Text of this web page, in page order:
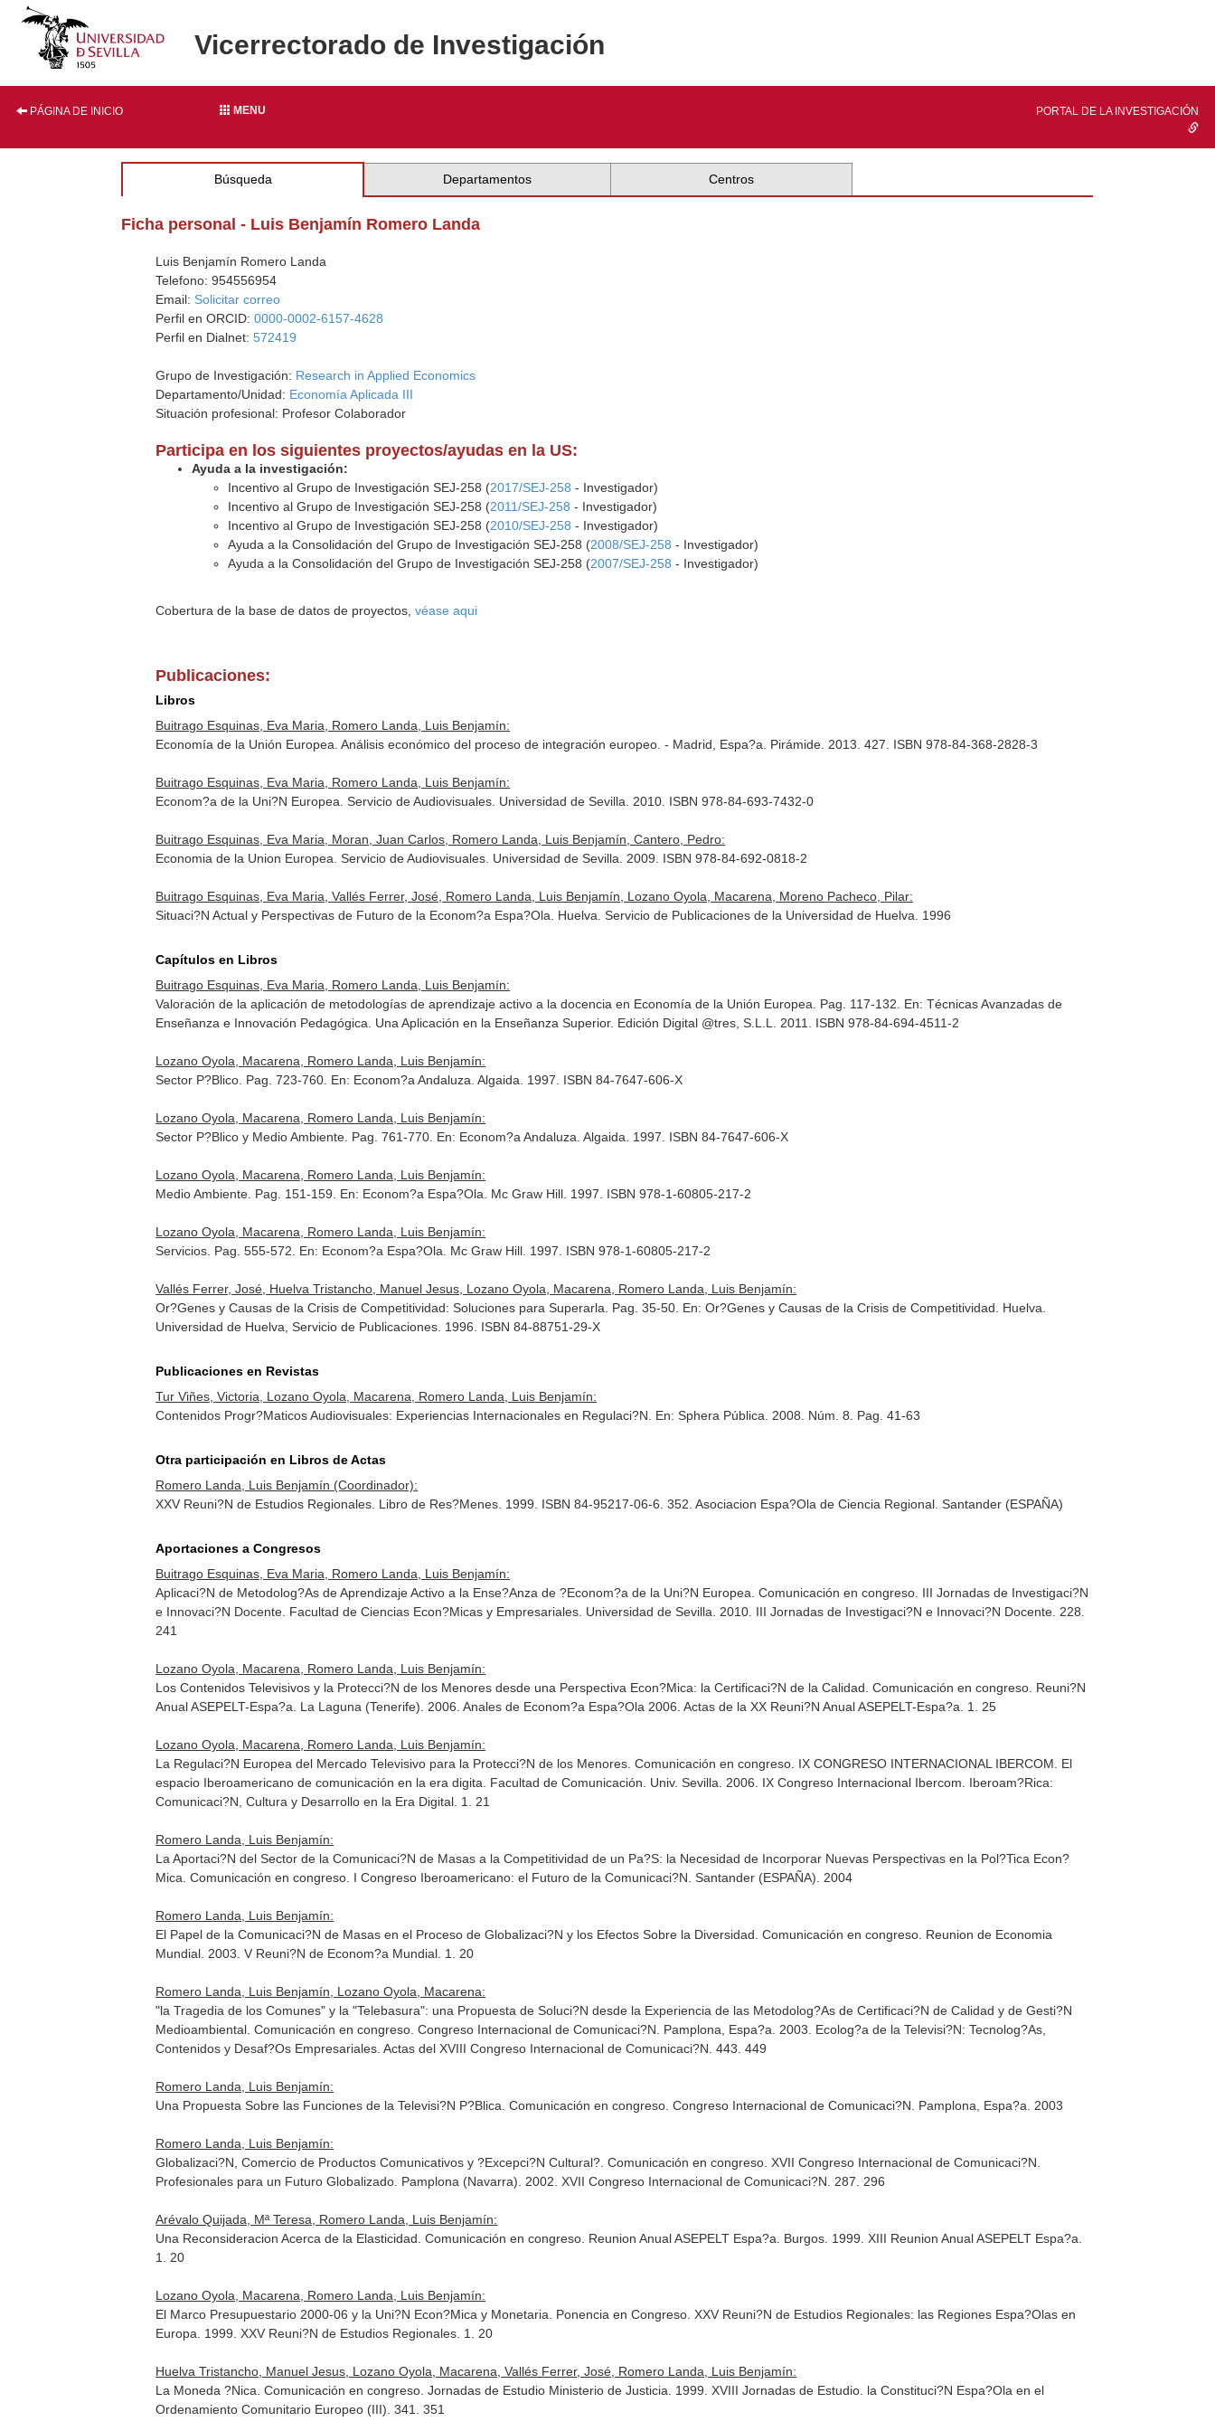
Vicerrectorado de Investigación
PÁGINA DE INICIO MENU PORTAL DE LA INVESTIGACIÓN
Búsqueda Departamentos Centros
Ficha personal - Luis Benjamín Romero Landa
Luis Benjamín Romero Landa
Telefono: 954556954
Email: Solicitar correo
Perfil en ORCID:0000-0002-6157-4628
Perfil en Dialnet:572419
Grupo de Investigación: Research in Applied Economics
Departamento/Unidad: Economía Aplicada III
Situación profesional: Profesor Colaborador
Participa en los siguientes proyectos/ayudas en la US:
Ayuda a la investigación:
Incentivo al Grupo de Investigación SEJ-258 (2017/SEJ-258 - Investigador)
Incentivo al Grupo de Investigación SEJ-258 (2011/SEJ-258 - Investigador)
Incentivo al Grupo de Investigación SEJ-258 (2010/SEJ-258 - Investigador)
Ayuda a la Consolidación del Grupo de Investigación SEJ-258 (2008/SEJ-258 - Investigador)
Ayuda a la Consolidación del Grupo de Investigación SEJ-258 (2007/SEJ-258 - Investigador)
Cobertura de la base de datos de proyectos,véase aqui
Publicaciones:
Libros
Buitrago Esquinas, Eva Maria, Romero Landa, Luis Benjamín:
Economía de la Unión Europea. Análisis económico del proceso de integración europeo. - Madrid, Espa?a. Pirámide. 2013. 427. ISBN 978-84-368-2828-3
Buitrago Esquinas, Eva Maria, Romero Landa, Luis Benjamín:
Econom?a de la Uni?N Europea. Servicio de Audiovisuales. Universidad de Sevilla. 2010. ISBN 978-84-693-7432-0
Buitrago Esquinas, Eva Maria, Moran, Juan Carlos, Romero Landa, Luis Benjamín, Cantero, Pedro:
Economia de la Union Europea. Servicio de Audiovisuales. Universidad de Sevilla. 2009. ISBN 978-84-692-0818-2
Buitrago Esquinas, Eva Maria, Vallés Ferrer, José, Romero Landa, Luis Benjamín, Lozano Oyola, Macarena, Moreno Pacheco, Pilar:
Situaci?N Actual y Perspectivas de Futuro de la Econom?a Espa?Ola. Huelva. Servicio de Publicaciones de la Universidad de Huelva. 1996
Capítulos en Libros
Buitrago Esquinas, Eva Maria, Romero Landa, Luis Benjamín:
Valoración de la aplicación de metodologías de aprendizaje activo a la docencia en Economía de la Unión Europea. Pag. 117-132. En: Técnicas Avanzadas de
Enseñanza e Innovación Pedagógica. Una Aplicación en la Enseñanza Superior. Edición Digital @tres, S.L.L. 2011. ISBN 978-84-694-4511-2
Lozano Oyola, Macarena, Romero Landa, Luis Benjamín:
Sector P?Blico. Pag. 723-760. En: Econom?a Andaluza . Algaida. 1997. ISBN 84-7647-606-X
Lozano Oyola, Macarena, Romero Landa, Luis Benjamín:
Sector P?Blico y Medio Ambiente. Pag. 761-770. En: Econom?a Andaluza . Algaida. 1997. ISBN 84-7647-606-X
Lozano Oyola, Macarena, Romero Landa, Luis Benjamín:
Medio Ambiente. Pag. 151-159. En: Econom?a Espa?Ola . Mc Graw Hill. 1997. ISBN 978-1-60805-217-2
Lozano Oyola, Macarena, Romero Landa, Luis Benjamín:
Servicios. Pag. 555-572. En: Econom?a Espa?Ola . Mc Graw Hill. 1997. ISBN 978-1-60805-217-2
Vallés Ferrer, José, Huelva Tristancho, Manuel Jesus, Lozano Oyola, Macarena, Romero Landa, Luis Benjamín:
Or?Genes y Causas de la Crisis de Competitividad: Soluciones para Superarla. Pag. 35-50. En: Or?Genes y Causas de la Crisis de Competitividad . Huelva.
Universidad de Huelva, Servicio de Publicaciones. 1996. ISBN 84-88751-29-X
Publicaciones en Revistas
Tur Viñes, Victoria, Lozano Oyola, Macarena, Romero Landa, Luis Benjamín:
Contenidos Progr?Maticos Audiovisuales: Experiencias Internacionales en Regulaci?N. En: Sphera Pública . 2008. Núm. 8. Pag. 41-63
Otra participación en Libros de Actas
Romero Landa, Luis Benjamín (Coordinador):
XXV Reuni?N de Estudios Regionales. Libro de Res?Menes. 1999. ISBN 84-95217-06-6. 352. Asociacion Espa?Ola de Ciencia Regional. Santander (ESPAÑA)
Aportaciones a Congresos
Buitrago Esquinas, Eva Maria, Romero Landa, Luis Benjamín:
Aplicaci?N de Metodolog?As de Aprendizaje Activo a la Ense?Anza de ?Econom?a de la Uni?N Europea. Comunicación en congreso. III Jornadas de Investigaci?N
e Innovaci?N Docente. Facultad de Ciencias Econ?Micas y Empresariales. Universidad de Sevilla. 2010. III Jornadas de Investigaci?N e Innovaci?N Docente. 228.
241
Lozano Oyola, Macarena, Romero Landa, Luis Benjamín:
Los Contenidos Televisivos y la Protecci?N de los Menores desde una Perspectiva Econ?Mica: la Certificaci?N de la Calidad. Comunicación en congreso. Reuni?N
Anual ASEPELT-Espa?a. La Laguna (Tenerife). 2006. Anales de Econom?a Espa?Ola 2006. Actas de la XX Reuni?N Anual ASEPELT-Espa?a. 1. 25
Lozano Oyola, Macarena, Romero Landa, Luis Benjamín:
La Regulaci?N Europea del Mercado Televisivo para la Protecci?N de los Menores. Comunicación en congreso. IX CONGRESO INTERNACIONAL IBERCOM. El
espacio Iberoamericano de comunicación en la era digita. Facultad de Comunicación. Univ. Sevilla. 2006. IX Congreso Internacional Ibercom. Iberoam?Rica:
Comunicaci?N, Cultura y Desarrollo en la Era Digital. 1. 21
Romero Landa, Luis Benjamín:
La Aportaci?N del Sector de la Comunicaci?N de Masas a la Competitividad de un Pa?S: la Necesidad de Incorporar Nuevas Perspectivas en la Pol?Tica Econ?
Mica. Comunicación en congreso. I Congreso Iberoamericano: el Futuro de la Comunicaci?N. Santander (ESPAÑA). 2004
Romero Landa, Luis Benjamín:
El Papel de la Comunicaci?N de Masas en el Proceso de Globalizaci?N y los Efectos Sobre la Diversidad. Comunicación en congreso. Reunion de Economia
Mundial. 2003. V Reuni?N de Econom?a Mundial. 1. 20
Romero Landa, Luis Benjamín, Lozano Oyola, Macarena:
"la Tragedia de los Comunes" y la "Telebasura": una Propuesta de Soluci?N desde la Experiencia de las Metodolog?As de Certificaci?N de Calidad y de Gesti?N
Medioambiental. Comunicación en congreso. Congreso Internacional de Comunicaci?N. Pamplona, Espa?a. 2003. Ecolog?a de la Televisi?N: Tecnolog?As,
Contenidos y Desaf?Os Empresariales. Actas del XVIII Congreso Internacional de Comunicaci?N. 443. 449
Romero Landa, Luis Benjamín:
Una Propuesta Sobre las Funciones de la Televisi?N P?Blica. Comunicación en congreso. Congreso Internacional de Comunicaci?N. Pamplona, Espa?a. 2003
Romero Landa, Luis Benjamín:
Globalizaci?N, Comercio de Productos Comunicativos y ?Excepci?N Cultural?. Comunicación en congreso. XVII Congreso Internacional de Comunicaci?N.
Profesionales para un Futuro Globalizado. Pamplona (Navarra). 2002. XVII Congreso Internacional de Comunicaci?N. 287. 296
Arévalo Quijada, Mª Teresa, Romero Landa, Luis Benjamín:
Una Reconsideracion Acerca de la Elasticidad. Comunicación en congreso. Reunion Anual ASEPELT Espa?a. Burgos. 1999. XIII Reunion Anual ASEPELT Espa?a.
1. 20
Lozano Oyola, Macarena, Romero Landa, Luis Benjamín:
El Marco Presupuestario 2000-06 y la Uni?N Econ?Mica y Monetaria. Ponencia en Congreso. XXV Reuni?N de Estudios Regionales: las Regiones Espa?Olas en
Europa. 1999. XXV Reuni?N de Estudios Regionales. 1. 20
Huelva Tristancho, Manuel Jesus, Lozano Oyola, Macarena, Vallés Ferrer, José, Romero Landa, Luis Benjamín:
La Moneda ?Nica. Comunicación en congreso. Jornadas de Estudio Ministerio de Justicia. 1999. XVIII Jornadas de Estudio. la Constituci?N Espa?Ola en el
Ordenamiento Comunitario Europeo (III). 341. 351